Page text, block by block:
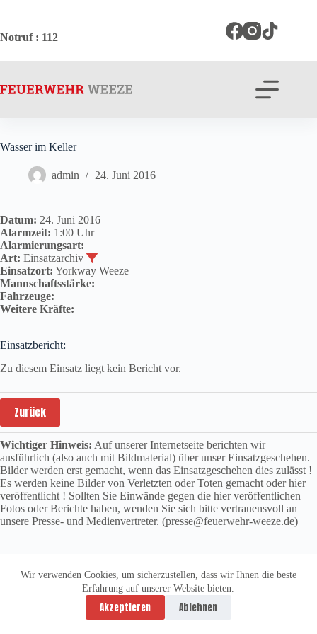
springen
Wir verwenden Cookies, um sicherzustellen, dass wir Ihnen die beste
Erfahrung auf unserer Website bieten.
Akzeptieren Ablehnen
Notruf: 112
Wasser im Keller
admin 24. Juni 2016
Datum: 24. Juni 2016
Alarmzeit: 1:00 Uhr
Alarmierungsart:
Art: Einsatzarchiv
Einsatzort: Yorkway Weeze
Mannschaftsstärke:
Fahrzeuge:
Weitere Kräfte:
Einsatzbericht:
Zu diesem Einsatz liegt kein Bericht vor.
Zurück
Wichtiger Hinweis: Auf unserer Internetseite berichten wir
ausführlich (also auch mit Bildmaterial) über unser Einsatzgeschehen.
Bilder werden erst gemacht, wenn das Einsatzgeschehen dies zulässt !
Es werden keine Bilder von Verletzten oder Toten gemacht oder hier
veröffentlicht ! Sollten Sie Einwände gegen die hier veröffentlichen
Fotos oder Berichte haben, wenden Sie sich bitte vertrauensvoll an
unsere Presse- und Medienvertreter. (presse@feuerwehr-weeze.de)
Datenschutzerklärung
Impressum
Copyright © 2026 -
vitolution